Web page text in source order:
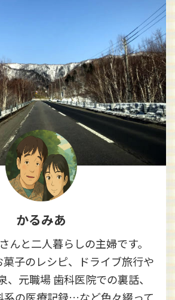
かるみあ
んと二人暮らしの主婦です。
子のレシピ、ドライブ旅行や
、元職場 歯科医院での裏話、
系の医療記録…など色々綴って